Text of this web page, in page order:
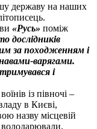
державу на наших
«Русь» поміж
дослідників
за походженням і
варягами.
і
із півночі –
в Києві,
назву місцевій
володарювали.